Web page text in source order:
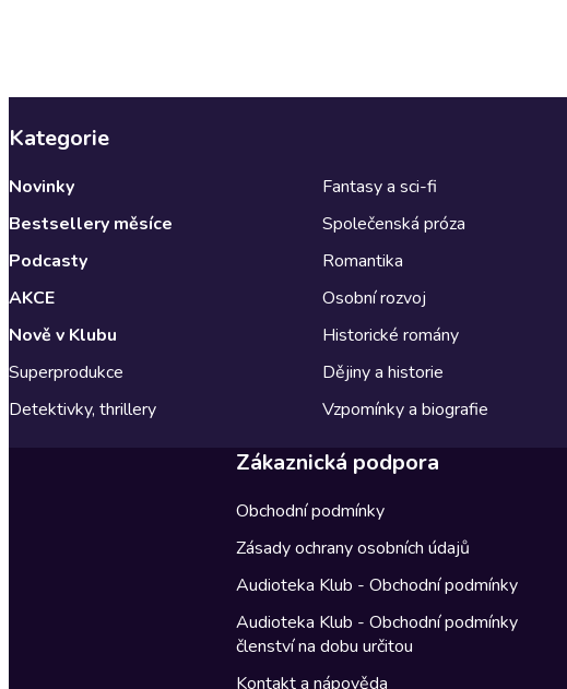
Kategorie
Novinky
Bestsellery měsíce
Podcasty
AKCE
Nově v Klubu
Superprodukce
Detektivky, thrillery
Fantasy a sci-fi
Společenská próza
Romantika
Osobní rozvoj
Historické romány
Dějiny a historie
Vzpomínky a biografie
Zákaznická podpora
Obchodní podmínky
Zásady ochrany osobních údajů
Audioteka Klub - Obchodní podmínky
Audioteka Klub - Obchodní podmínky
členství na dobu určitou
Kontakt a nápověda